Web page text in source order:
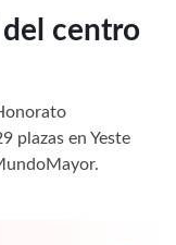
del centro
plazas en Yeste